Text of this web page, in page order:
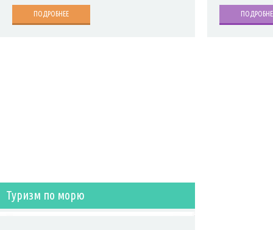
ПОДРОБНЕЕ
Туризм по морю